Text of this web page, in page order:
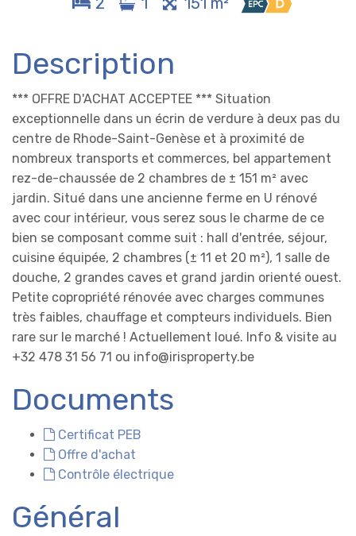
Description
*** OFFRE D'ACHAT ACCEPTEE *** Situation
exceptionnelle dans un écrin de verdure à deux pas du
centre de Rhode-Saint-Genèse et à proximité de
nombreux transports et commerces, bel appartement
rez-de-chaussée de 2 chambres de ± 151 m² avec
jardin. Situé dans une ancienne ferme en U rénové
avec cour intérieur, vous serez sous le charme de ce
bien se composant comme suit : hall d'entrée, séjour,
cuisine équipée, 2 chambres (± 11 et 20 m²), 1 salle de
douche, 2 grandes caves et grand jardin orienté ouest.
Petite copropriété rénovée avec charges communes
très faibles, chauffage et compteurs individuels. Bien
rare sur le marché ! Actuellement loué. Info & visite au
+32 478 31 56 71 ou info@irisproperty.be
Documents
Certificat PEB
Offre d'achat
Contrôle électrique
Général